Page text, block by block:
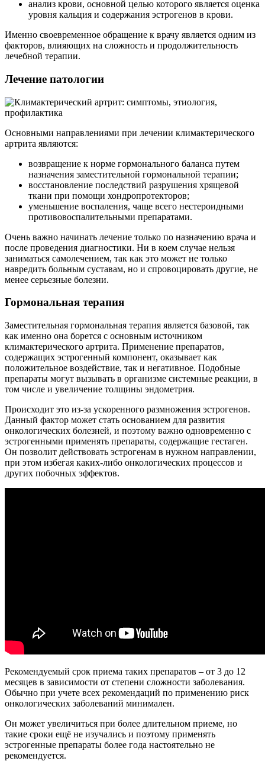
анализ крови, основной целью которого является оценка
уровня кальция и содержания эстрогенов в крови.
Именно своевременное обращение к врачу является одним из
факторов, влияющих на сложность и продолжительность
лечебной терапии.
Лечение патологии
Основными направлениями при лечении климактерического
артрита являются:
возвращение к норме гормонального баланса путем
назначения заместительной гормональной терапии;
восстановление последствий разрушения хрящевой
ткани при помощи хондропротекторов;
уменьшение воспаления, чаще всего нестероидными
противовоспалительными препаратами.
Очень важно начинать лечение только по назначению врача и
после проведения диагностики. Ни в коем случае нельзя
заниматься самолечением, так как это может не только
навредить больным суставам, но и спровоцировать другие, не
менее серьезные болезни.
Гормональная терапия
Заместительная гормональная терапия является базовой, так
как именно она борется с основным источником
климактерического артрита. Применение препаратов,
содержащих эстрогенный компонент, оказывает как
положительное воздействие, так и негативное. Подобные
препараты могут вызывать в организме системные реакции, в
том числе и увеличение толщины эндометрия.
Происходит это из-за ускоренного размножения эстрогенов.
Данный фактор может стать основанием для развития
онкологических болезней, и поэтому важно одновременно с
эстрогенными применять препараты, содержащие гестаген.
Он позволит действовать эстрогенам в нужном направлении,
при этом избегая каких-либо онкологических процессов и
других побочных эффектов.
Рекомендуемый срок приема таких препаратов ‒ от 3 до 12
месяцев в зависимости от степени сложности заболевания.
Обычно при учете всех рекомендаций по применению риск
онкологических заболеваний минимален.
Он может увеличиться при более длительном приеме, но
такие сроки ещё не изучались и поэтому применять
эстрогенные препараты более года настоятельно не
рекомендуется.